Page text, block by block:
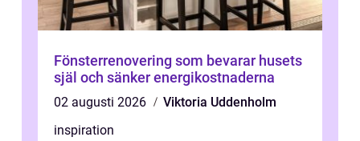
Fönsterrenovering som bevarar husets
själ och sänker energikostnaderna
02 augusti 2026
Viktoria Uddenholm
inspiration